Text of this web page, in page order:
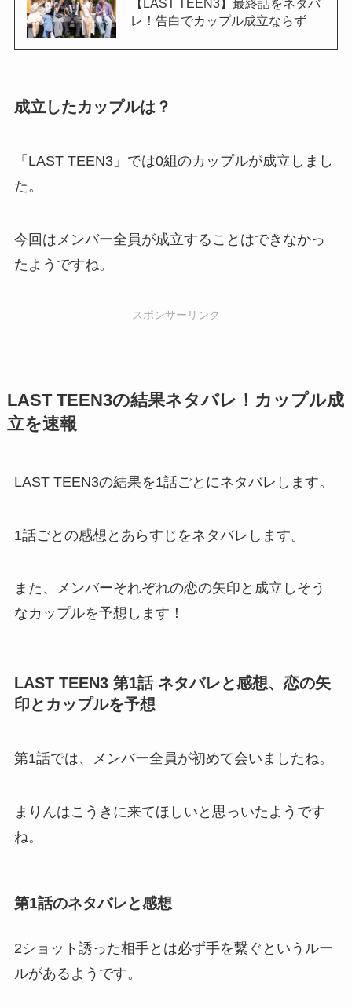
【LAST TEEN3】最終話をネタバ
レ！告白でカップル成立ならず
成立したカップルは？
「LAST TEEN3」では0組のカップルが成立しまし
た。
今回はメンバー全員が成立することはできなかっ
たようですね。
スポンサーリンク
LAST TEEN3の結果ネタバレ！カップル成
立を速報
LAST TEEN3の結果を1話ごとにネタバレします。
1話ごとの感想とあらすじをネタバレします。
また、メンバーそれぞれの恋の矢印と成立しそう
なカップルを予想します！
LAST TEEN3 第1話 ネタバレと感想、恋の矢
印とカップルを予想
第1話では、メンバー全員が初めて会いましたね。
まりんはこうきに来てほしいと思っいたようです
ね。
第1話のネタバレと感想
2ショット誘った相手とは必ず手を繋ぐというルー
ルがあるようです。